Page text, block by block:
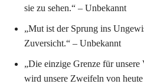
sie zu sehen.“ – Unbekannt
„Mut ist der Sprung ins
Zuversicht.“ – Unbekannt
„Die einzige Grenze für
wird unsere Zweifeln von